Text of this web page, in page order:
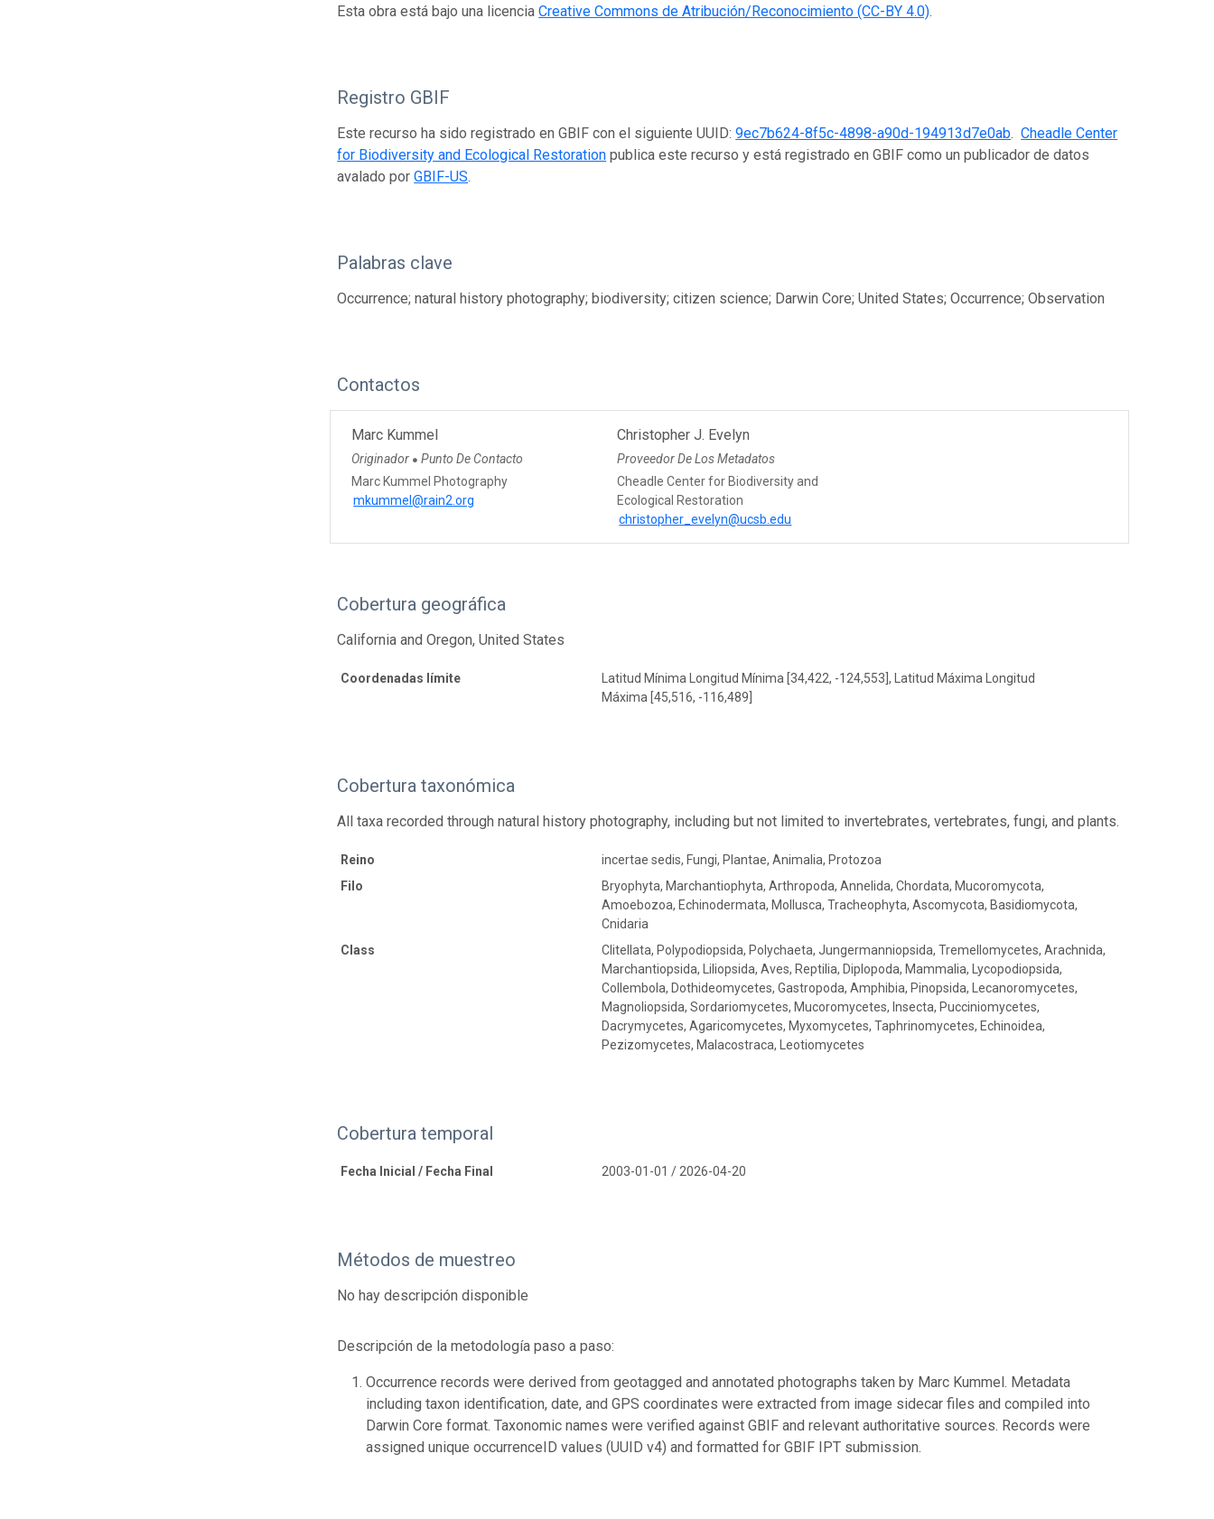
Esta obra está bajo una licenciaCreative Commons de Atribución/Reconocimiento (CC-BY 4.0).
Registro GBIF
Este recurso ha sido registrado en GBIF con el siguiente UUID:9ec7b624-8f5c-4898-a90d-194913d7e0ab.Cheadle Center
for Biodiversity and Ecological Restoration publica este recurso y está registrado en GBIF como un publicador de datos
avalado porGBIF-US.
Palabras clave
Occurrence; natural history photography; biodiversity; citizen science; Darwin Core; United States; Occurrence; Observation
Contactos
Marc Kummel
Originador ● Punto De Contacto
Marc Kummel Photography
mkummel@rain2.org
Christopher J. Evelyn
Proveedor De Los Metadatos
Cheadle Center for Biodiversity and
Ecological Restoration
christopher_evelyn@ucsb.edu
Cobertura geográfica
California and Oregon, United States
Coordenadas límite
Latitud Mínima Longitud Mínima [34,422, -124,553], Latitud Máxima Longitud
Máxima [45,516, -116,489]
Cobertura taxonómica
All taxa recorded through natural history photography, including but not limited to invertebrates, vertebrates, fungi, and plants.
Reino
incertae sedis, Fungi, Plantae, Animalia, Protozoa
Filo
Bryophyta, Marchantiophyta, Arthropoda, Annelida, Chordata, Mucoromycota,
Amoebozoa, Echinodermata, Mollusca, Tracheophyta, Ascomycota, Basidiomycota,
Cnidaria
Class
Clitellata, Polypodiopsida, Polychaeta, Jungermanniopsida, Tremellomycetes, Arachnida,
Marchantiopsida, Liliopsida, Aves, Reptilia, Diplopoda, Mammalia, Lycopodiopsida,
Collembola, Dothideomycetes, Gastropoda, Amphibia, Pinopsida, Lecanoromycetes,
Magnoliopsida, Sordariomycetes, Mucoromycetes, Insecta, Pucciniomycetes,
Dacrymycetes, Agaricomycetes, Myxomycetes, Taphrinomycetes, Echinoidea,
Pezizomycetes, Malacostraca, Leotiomycetes
Cobertura temporal
Fecha Inicial / Fecha Final 2003-01-01 / 2026-04-20
Métodos de muestreo
No hay descripción disponible
Descripción de la metodología paso a paso:
Occurrence records were derived from geotagged and annotated photographs taken by Marc Kummel. Metadata
including taxon identification, date, and GPS coordinates were extracted from image sidecar files and compiled into
Darwin Core format. Taxonomic names were verified against GBIF and relevant authoritative sources. Records were
assigned unique occurrenceID values (UUID v4) and formatted for GBIF IPT submission.